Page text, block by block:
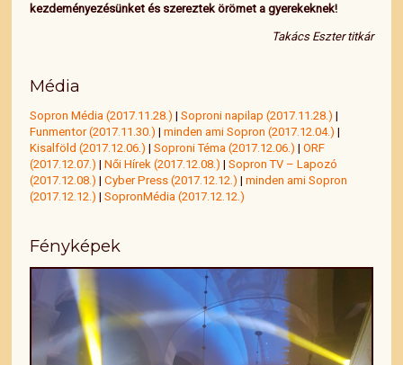
kezdeményezésünket és szereztek örömet a gyerekeknek!
Takács Eszter titkár
Média
Sopron Média (2017.11.28.) |Soproni napilap (2017.11.28.) |
Funmentor (2017.11.30.) |minden ami Sopron (2017.12.04.) |
Kisalföld (2017.12.06.) |Soproni Téma (2017.12.06.) |ORF
(2017.12.07.) |Női Hírek (2017.12.08.) |Sopron TV – Lapozó
(2017.12.08.) |Cyber Press (2017.12.12.)|minden ami Sopron
(2017.12.12.) |SopronMédia (2017.12.12.)
Fényképek